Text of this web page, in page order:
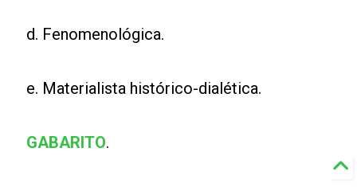
d. Fenomenológica.
e. Materialista histórico-dialética.
GABARITO.